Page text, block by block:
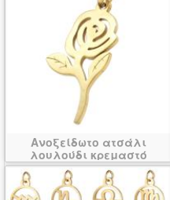
Ανοξείδωτο ατσάλι
λουλούδι κρεμαστό
κόσμημα